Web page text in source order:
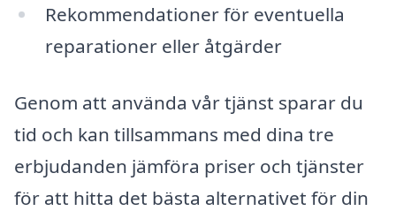
Rekommendationer för eventuella
reparationer eller åtgärder
Genom att använda vår tjänst sparar du
tid och kan tillsammans med dina tre
erbjudanden jämföra priser och tjänster
för att hitta det bästa alternativet för din